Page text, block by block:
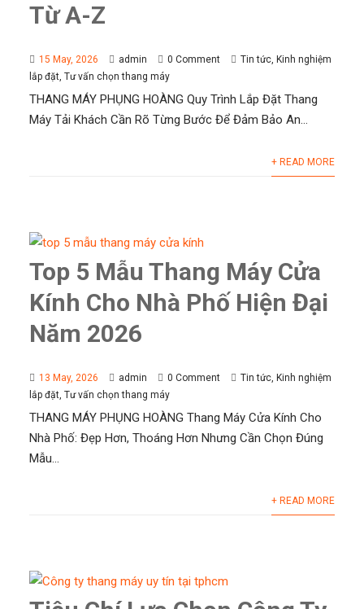
Từ A-Z
15 May, 2026 admin 0 Comment Tin tức, Kinh nghiệm
lắp đặt, Tư vấn chọn thang máy
THANG MÁY PHỤNG HOÀNG Quy Trình Lắp Đặt Thang
Máy Tải Khách Cần Rõ Từng Bước Để Đảm Bảo An...
+ READ MORE
Top 5 Mẫu Thang Máy Cửa
Kính Cho Nhà Phố Hiện Đại
Năm 2026
13 May, 2026 admin 0 Comment Tin tức, Kinh nghiệm
lắp đặt, Tư vấn chọn thang máy
THANG MÁY PHỤNG HOÀNG Thang Máy Cửa Kính Cho
Nhà Phố: Đẹp Hơn, Thoáng Hơn Nhưng Cần Chọn Đúng
Mẫu...
+ READ MORE